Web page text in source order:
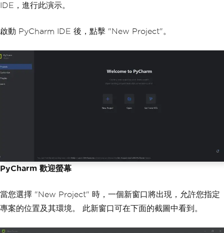
IDE，進行此演示。
啟動 PyCharm IDE 後，點擊 "New Project"。
PyCharm 歡迎螢幕
當您選擇 "New Project" 時，一個新窗口將出現，允許您指定
專案的位置及其環境。 此新窗口可在下面的截圖中看到。